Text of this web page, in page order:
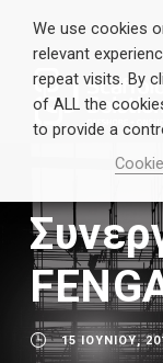
15 ΙΟΥΝΊΟΥ,
We use cookies
relevant
repeat visits. By
of ALL the
to provide a